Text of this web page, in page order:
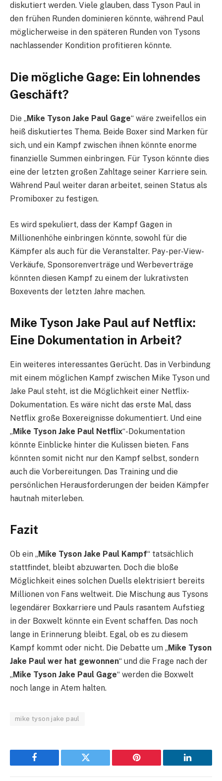
diskutiert werden. Viele glauben, dass Tyson Paul in
den frühen Runden dominieren könnte, während Paul
möglicherweise in den späteren Runden von Tysons
nachlassender Kondition profitieren könnte.
Die mögliche Gage: Ein lohnendes
Geschäft?
Die „Mike Tyson Jake Paul Gage“ wäre zweifellos ein
heiß diskutiertes Thema. Beide Boxer sind Marken für
sich, und ein Kampf zwischen ihnen könnte enorme
finanzielle Summen einbringen. Für Tyson könnte dies
eine der letzten großen Zahltage seiner Karriere sein.
Während Paul weiter daran arbeitet, seinen Status als
Promiboxer zu festigen.
Es wird spekuliert, dass der Kampf Gagen in
Millionenhöhe einbringen könnte, sowohl für die
Kämpfer als auch für die Veranstalter. Pay-per-View-
Verkäufe, Sponsorenverträge und Werbeverträge
könnten diesen Kampf zu einem der lukrativsten
Boxevents der letzten Jahre machen.
Mike Tyson Jake Paul auf Netflix:
Eine Dokumentation in Arbeit?
Ein weiteres interessantes Gerücht. Das in Verbindung
mit einem möglichen Kampf zwischen Mike Tyson und
Jake Paul steht, ist die Möglichkeit einer Netflix-
Dokumentation. Es wäre nicht das erste Mal, dass
Netflix große Boxereignisse dokumentiert. Und eine
„Mike Tyson Jake Paul Netflix“-Dokumentation
könnte Einblicke hinter die Kulissen bieten. Fans
könnten somit nicht nur den Kampf selbst, sondern
auch die Vorbereitungen. Das Training und die
persönlichen Herausforderungen der beiden Kämpfer
hautnah miterleben.
Fazit
Ob ein „Mike Tyson Jake Paul Kampf“ tatsächlich
stattfindet, bleibt abzuwarten. Doch die bloße
Möglichkeit eines solchen Duells elektrisiert bereits
Millionen von Fans weltweit. Die Mischung aus Tysons
legendärer Boxkarriere und Pauls rasantem Aufstieg
in der Boxwelt könnte ein Event schaffen. Das noch
lange in Erinnerung bleibt. Egal, ob es zu diesem
Kampf kommt oder nicht. Die Debatte um „Mike Tyson
Jake Paul wer hat gewonnen“ und die Frage nach der
„Mike Tyson Jake Paul Gage“ werden die Boxwelt
noch lange in Atem halten.
mike tyson jake paul
Facebook Twitter Pinterest LinkedIn